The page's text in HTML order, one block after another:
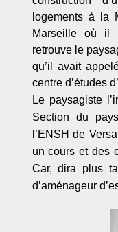
logements à la
Marseille où il
retrouve le
qu’il avait
centre d’études
Le paysagiste l ’
Section du
l’ENSH de
un cours et des
Car, dira plus
d’aménageur d’